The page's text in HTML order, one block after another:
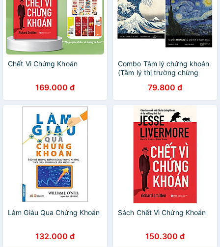
Chết Vì Chứng Khoán
169.000 đ
Combo Tâm lý chứng khoán
(Tâm lý thị trường chứng
Khoa học đầu cơ chứng
khoán)
79.800 đ
Làm Giàu Qua Chứng Khoán
132.000 đ
Sách Chết Vì Chứng Khoán
150.300 đ